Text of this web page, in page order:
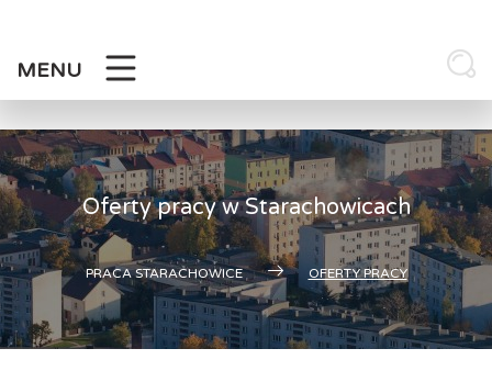
MENU
Oferty pracy w Starachowicach
PRACA STARACHOWICE OFERTY PRACY